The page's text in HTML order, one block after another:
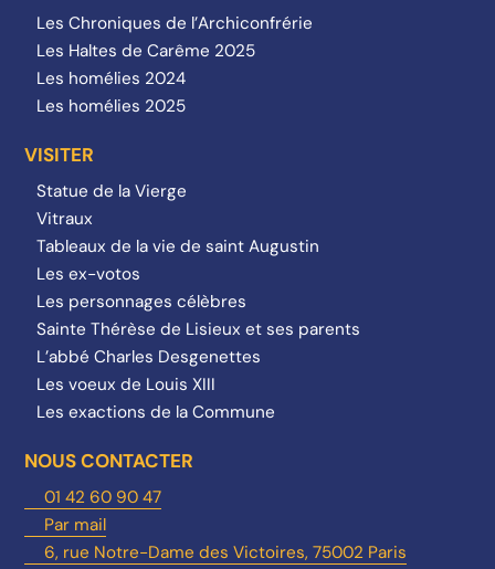
Les Chroniques de l’Archiconfrérie
Les Haltes de Carême 2025
Les homélies 2024
Les homélies 2025
VISITER
Statue de la Vierge
Vitraux
Tableaux de la vie de saint Augustin
Les ex-votos
Les personnages célèbres
Sainte Thérèse de Lisieux et ses parents
L’abbé Charles Desgenettes
Les voeux de Louis XIII
Les exactions de la Commune
NOUS CONTACTER
01 42 60 90 47
Par mail
6, rue Notre-Dame des Victoires, 75002 Paris